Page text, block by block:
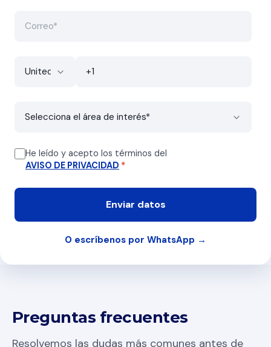
He leído y acepto los términos del
AVISO DE PRIVACIDAD *
O escríbenos por WhatsApp →
Preguntas frecuentes
Resolvemos las dudas más comunes antes de